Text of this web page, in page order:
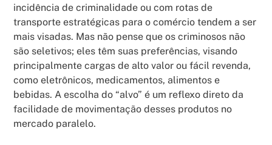
incidência de criminalidade ou com rotas de
transporte estratégicas para o comércio tendem a ser
mais visadas. Mas não pense que os criminosos não
são seletivos; eles têm suas preferências, visando
principalmente cargas de alto valor ou fácil revenda,
como eletrônicos, medicamentos, alimentos e
bebidas. A escolha do “alvo” é um reflexo direto da
facilidade de movimentação desses produtos no
mercado paralelo.